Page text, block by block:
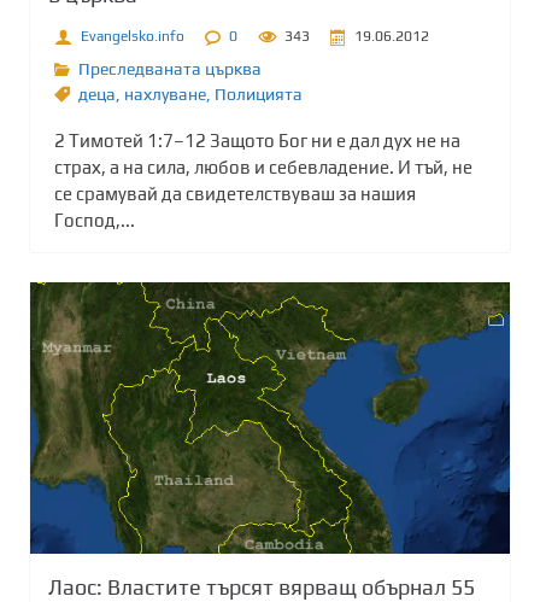
Evangelsko.info 0 343 19.06.2012
Преследваната църква
деца нахлуване Полицията
2 Тимотей 1:7–12 Защото Бог ни е дал дух не на
страх, а на сила, любов и себевладение. И тъй, не
се срамувай да свидетелствуваш за нашия
Господ,...
Лаос: Властите търсят вярващ обърнал 55